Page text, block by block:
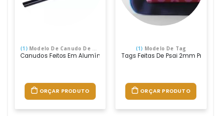
(1)Modelo De Canudo De Metal Reutilizável
Canudos Feitos Em Alumínio Anodizado Colorido, Diversas Opções
ORÇAR PRODUTO
(1) Modelo De Tag
Tags Feitas De Psai 2mm Preto,
ORÇAR PRODUTO